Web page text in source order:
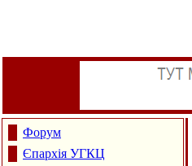
Форум
Єпархія УГКЦ